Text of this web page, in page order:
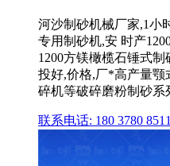
河沙制砂机械厂家,1小
专用制砂机,安 时产
1200方镁橄榄石锤式
投好,价格,厂*高产量颚
碎机等破碎磨粉制砂系
联系电话: 180 3780 8511